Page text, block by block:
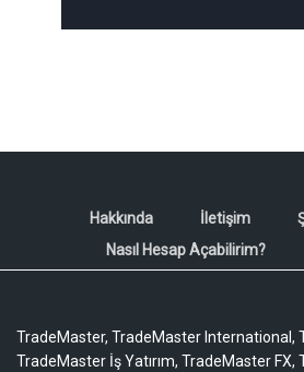
Hakkında İletişim
Nasıl Hesap Açabilirim?
TradeMaster, TradeMaster International,
TradeMaster İş Yatırım, TradeMaster FX,